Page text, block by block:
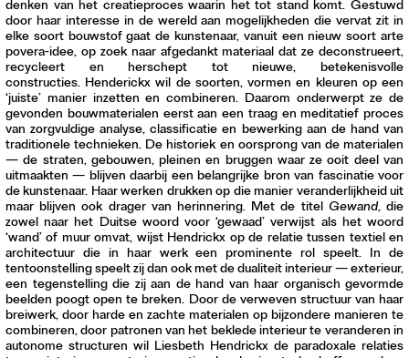
Aanmelden
Abonneren
Adverteren
Nieuwsbrief
Over GLEAN
Contact
Waar is GLEAN te koop
Privacy
Instagram
Facebook
denken van het creatieproces waarin het tot stand komt. Gestuwd
door haar interesse in de wereld aan mogelijkheden die vervat zit in
elke soort bouwstof gaat de kunstenaar, vanuit een nieuw soort arte
povera-idee, op zoek naar afgedankt materiaal dat ze deconstrueert,
recycleert en herschept tot nieuwe, betekenisvolle
constructies. Henderickx wil de soorten, vormen en kleuren op een
‘juiste’ manier inzetten en combineren. Daarom onderwerpt ze de
gevonden bouwmaterialen eerst aan een traag en meditatief proces
van zorgvuldige analyse, classificatie en bewerking aan de hand van
traditionele technieken. De historiek en oorsprong van de materialen
— de straten, gebouwen, pleinen en bruggen waar ze ooit deel van
uitmaakten— blijven daarbij een belangrijke bron van fascinatie voor
de kunstenaar. Haar werken drukken op die manier veranderlijkheid uit
maar blijven ook drager van herinnering. Met de titel Gewand, die
zowel naar het Duitse woord voor ‘gewaad’ verwijst als het woord
‘wand’ of muur omvat, wijst Hendrickx op de relatie tussen textiel en
architectuur die in haar werk een prominente rol speelt. In de
tentoonstelling speelt zij dan ook met de dualiteit interieur—exterieur,
een tegenstelling die zij aan de hand van haar organisch gevormde
beelden poogt open te breken. Door de verweven structuur van haar
breiwerk, door harde en zachte materialen op bijzondere manieren te
combineren, door patronen van het beklede interieur te veranderen in
autonome structuren wil Liesbeth Hendrickx de paradoxale relaties